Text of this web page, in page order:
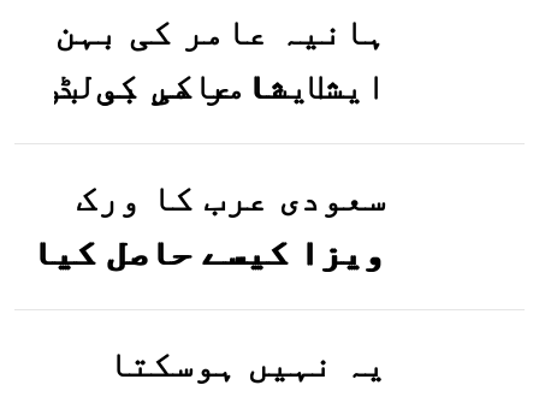
ہانیہ عامر کی بہن
ایشا عامر کی بولڈ
تصاویر وائرل ہو
گئیں
سعودی عرب کا ورک
ویزا کیسے حاصل کیا
جاسکتا ہے؟جانیے
یہ نہیں ہوسکتا